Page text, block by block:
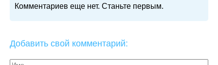
Комментариев еще нет. Станьте первым.
Добавить свой комментарий: